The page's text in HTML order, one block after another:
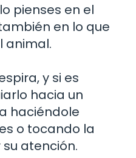
pienses en el
en lo que
animal.
y si es
hacia un
haciéndole
o tocando la
atención.